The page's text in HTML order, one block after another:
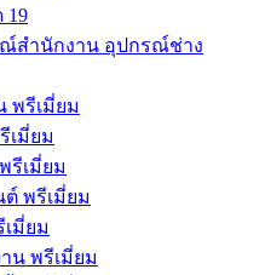
19
สำนักงาน อุปกรณ์ช่าง
พรีเมี่ยม
เมี่ยม
รีเมี่ยม
พรีเมี่ยม
มี่ยม
น พรีเมี่ยม